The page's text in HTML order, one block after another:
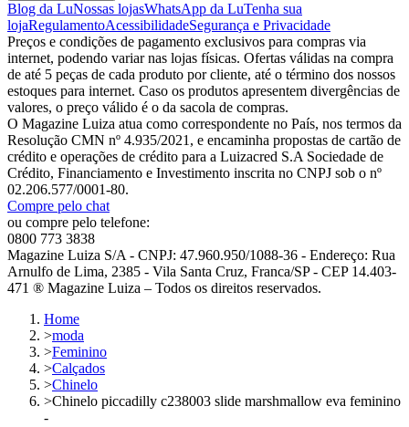
Blog da LuNossas lojasWhatsApp da LuTenha sua
lojaRegulamentoAcessibilidadeSegurança e Privacidade
Preços e condições de pagamento exclusivos para compras via
internet, podendo variar nas lojas físicas. Ofertas válidas na compra
de até 5 peças de cada produto por cliente, até o término dos nossos
estoques para internet. Caso os produtos apresentem divergências de
valores, o preço válido é o da sacola de compras.
O Magazine Luiza atua como correspondente no País, nos termos da
Resolução CMN nº 4.935/2021, e encaminha propostas de cartão de
crédito e operações de crédito para a Luizacred S.A Sociedade de
Crédito, Financiamento e Investimento inscrita no CNPJ sob o nº
02.206.577/0001-80.
Compre pelo chat
ou compre pelo telefone:
0800 773 3838
Magazine Luiza S/A - CNPJ: 47.960.950/1088-36 - Endereço: Rua
Arnulfo de Lima, 2385 - Vila Santa Cruz, Franca/SP - CEP 14.403-
471 ® Magazine Luiza – Todos os direitos reservados.
Home
>moda
>Feminino
>Calçados
>Chinelo
>Chinelo piccadilly c238003 slide marshmallow eva feminino
-